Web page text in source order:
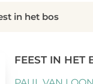
in het bos
FEEST IN HET